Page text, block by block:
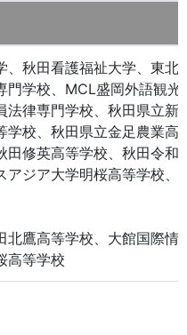
、秋田看護福祉大学、東北
門学校、MCL盛岡外語観光
法律専門学校、秋田県立新
学校、秋田県立金足農業高
田修英高等学校、秋田令和
アジア大学明桜高等学校、
北鷹高等学校、大館国際情
高等学校